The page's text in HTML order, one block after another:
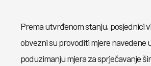
Prema utvrđenom stanju, posjednici
obvezni su provoditi mjere navedene
poduzimanju mjera za sprječavanje